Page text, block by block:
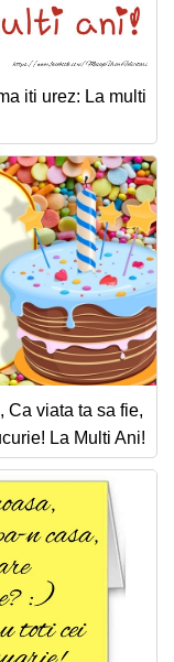
iti urez: La multi
Ca viata ta sa fie,
La Multi Ani!